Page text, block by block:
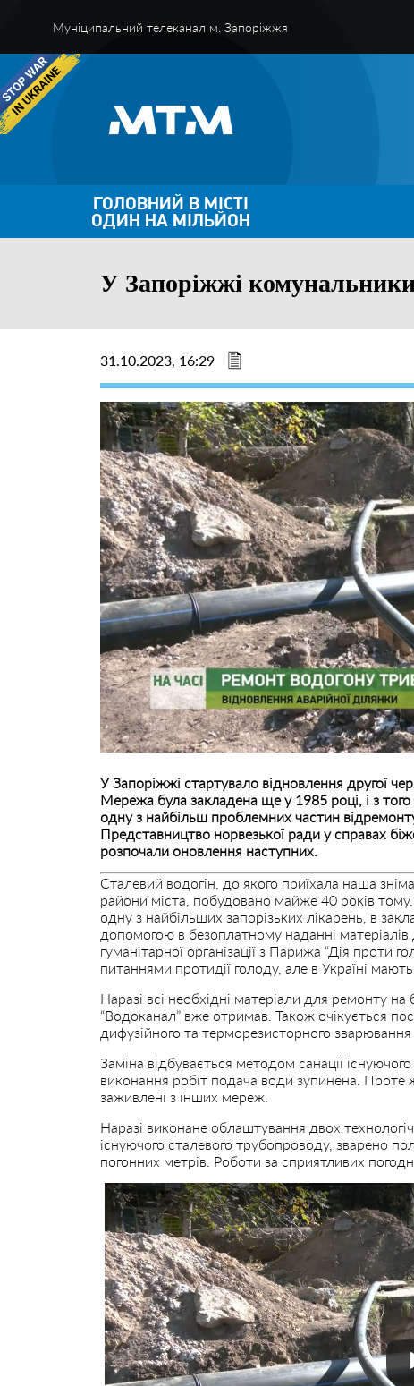
Муніципальний телеканал м. Запоріжжя
ГОЛОВНИЙ В МІСТІ
ОДИН НА МІЛЬЙОН
У Запоріжжі
31.10.2023, 16:29
У Запоріжжі стартувало відновлення другої
Мережа була закладена ще у 1985 році, і з
одну з найбільш проблемних частин
Представництво норвезької ради у справах
розпочали оновлення наступних.
Сталевий водогін, до якого приїхала наша
райони міста, побудовано майже 40 років
одну з найбільших запорізьких лікарень, в
допомогою в безоплатному наданні
гуманітарної організації з Парижа “Дія проти
питаннями протидії голоду, але в Україні
Наразі всі необхідні матеріали для ремонту
“Водоканал” вже отримав. Також очікується
дифузійного та терморезисторного
Заміна відбувається методом санації
виконання робіт подача води зупинена. Проте
заживлені з інших мереж.
Наразі виконане облаштування двох
існуючого сталевого трубопроводу, зварено
погонних метрів. Роботи за сприятливих